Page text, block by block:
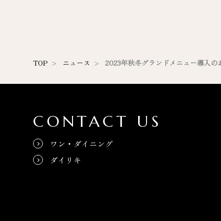
TOP ニュース 2023年秋冬グランドメニュー導入の
CONTACT US
ワン・ダイニング
ダイリキ